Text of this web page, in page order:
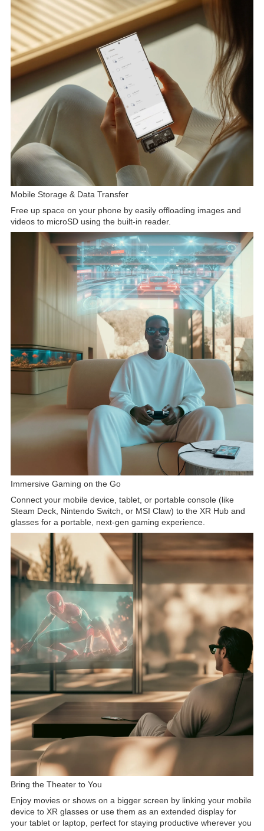
Mobile Storage & Data Transfer
Free up space on your phone by easily offloading images and
videos to microSD using the built-in reader.
Immersive Gaming on the Go
Connect your mobile device, tablet, or portable console (like
Steam Deck, Nintendo Switch, or MSI Claw) to the XR Hub and
glasses for a portable, next-gen gaming experience.
Bring the Theater to You
Enjoy movies or shows on a bigger screen by linking your mobile
device to XR glasses or use them as an extended display for
your tablet or laptop, perfect for staying productive wherever you